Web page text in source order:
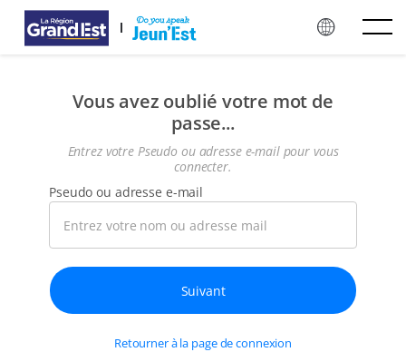
Passer au contenu principal
Vous avez oublié votre mot de
passe...
Entrez votre Pseudo ou adresse e-mail pour vous
connecter.
Pseudo ou adresse e-mail
Retourner à la page de connexion